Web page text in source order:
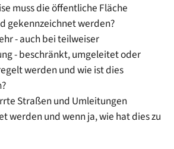
muss die öffentliche Fläche
gekennzeichnet werden?
- auch bei teilweiser
- beschränkt, umgeleitet oder
werden und wie ist dies
Straßen und Umleitungen
werden und wenn ja, wie hat dies zu